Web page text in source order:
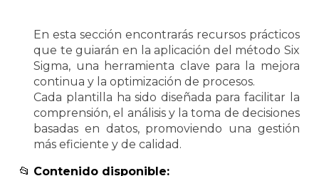
En esta sección encontrarás recursos prácticos
que te guiarán en la aplicación del método Six
Sigma, una herramienta clave para la mejora
continua y la optimización de procesos.
Cada plantilla ha sido diseñada para facilitar la
comprensión, el análisis y la toma de decisiones
basadas en datos, promoviendo una gestión
más eficiente y de calidad .
📂 Contenido disponible: